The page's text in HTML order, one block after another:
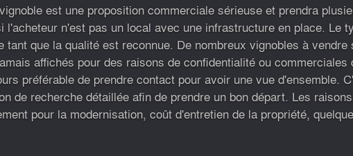
est une proposition commerciale sérieuse et prendra
n'est pas un local avec une infrastructure en place. Le
tant que la qualité est reconnue. De nombreux vignobles à
affichés pour des raisons de confidentialité ou
préférable de prendre contact pour avoir une vue d'ensemble.
de recherche détaillée afin de prendre un bon départ. Les
pour la modernisation, coût d'entretien de la propriété,